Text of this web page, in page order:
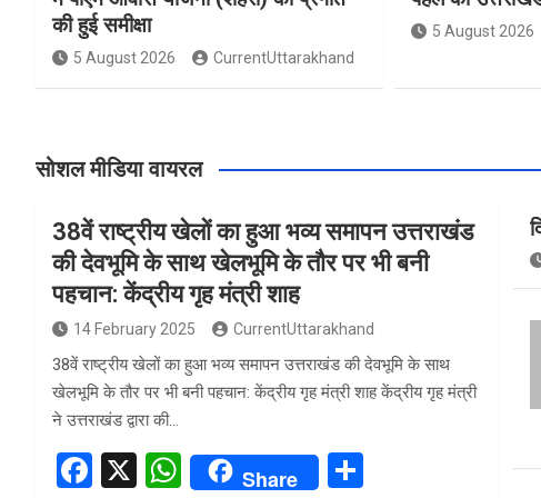
की हुई समीक्षा
5 August 2026 CurrentUttarakhand
5 August 2026
सोशल मीडिया वायरल
38वें राष्ट्रीय खेलों का हुआ भव्य समापन उत्तराखंड
की देवभूमि के साथ खेलभूमि के तौर पर भी बनी
पहचान: केंद्रीय गृह मंत्री शाह
14 February 2025 CurrentUttarakhand
38वें राष्ट्रीय खेलों का हुआ भव्य समापन उत्तराखंड की देवभूमि के साथ
खेलभूमि के तौर पर भी बनी पहचान: केंद्रीय गृह मंत्री शाह केंद्रीय गृह मंत्री
ने उत्तराखंड द्वारा की…
F
X
W
Share